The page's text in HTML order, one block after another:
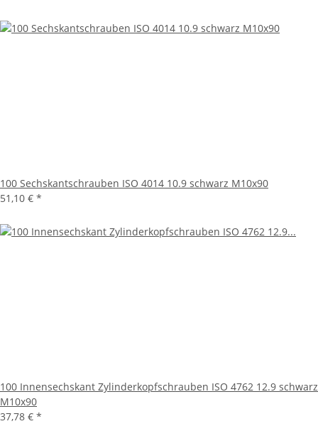
100 Sechskantschrauben ISO 4014 10.9 schwarz M10x90
51,10 € *
100 Innensechskant Zylinderkopfschrauben ISO 4762 12.9 schwarz
M10x90
37,78 € *